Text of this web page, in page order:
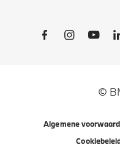
Social Links
©
Algemene